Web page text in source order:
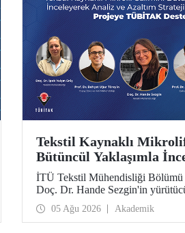
Tekstil Kaynaklı Mikrolif
Bütüncül Yaklaşımla
Analiz ve Azaltım
Geliştirecek Projeye
Desteği
İTÜ Tekstil Mühendisliği Bölümü
Doç. Dr. Hande Sezgin'in
üstlendiği “Sürdürülebilir Pamuk
Esaslı Tekstil Ürünlerinde
Bağlı Mikrolif Salımı: Aşınma,
05 Ağu 2026 Akademik